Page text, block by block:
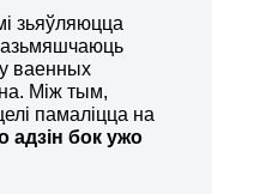
зьяўляюцца
ваенных
Між тым,
памаліцца на
адзін бок ужо